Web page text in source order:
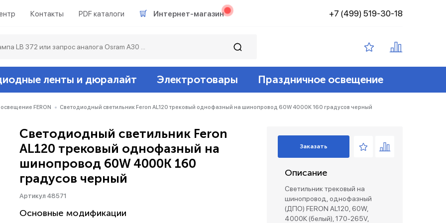
Контакты PDF каталоги Интернет-магазин +7 (499) 519-30-18
Светодиодные лампы филамент
Люминесцентные лампы
Металлогалогенные лампы
Акцентное освещение
Светильники складские
ленты и дюралайт
Ленты светодиодные 12v
Дюралайт светодиодный
Аксессуары
Электротовары
Датчики
Звонки и сигнализация беспроводные
Эпра (балласты)
Распределительные коробки и коннекторы
Праздничное освещение
Гирлянды белт-лайт
Прочее
FERON Светодиодный светильник Feron AL120 трековый однофазный на шинопровод 60W 4000K 160 градусов черный
Светодиодный светильник Feron
AL120 трековый однофазный на
шинопровод 60W 4000K 160
градусов черный
Артикул 48571
Основные модификации
Заказать
Описание
Светильник трековый на
шинопровод, однофазный
(ДПО) FERON AL120, 60W,
4000К (белый), 170-265V,